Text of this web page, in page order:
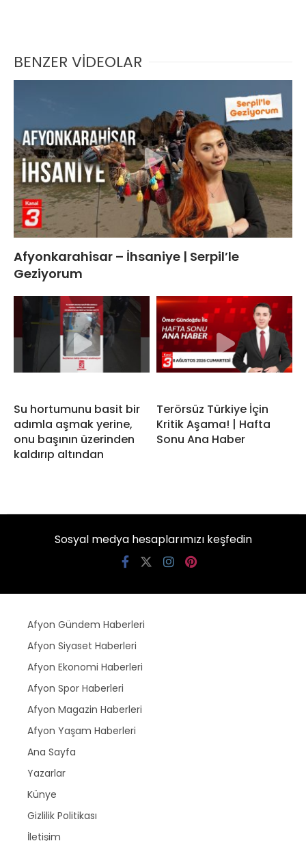
BENZER VİDEOLAR
Afyonkarahisar – İhsaniye | Serpil’le
Geziyorum
Su hortumunu basit bir
adımla aşmak yerine,
onu başının üzerinden
kaldırıp altından
Terörsüz Türkiye İçin
Kritik Aşama! | Hafta
Sonu Ana Haber
Sosyal medya hesaplarımızı keşfedin
Afyon Gündem Haberleri
Afyon Siyaset Haberleri
Afyon Ekonomi Haberleri
Afyon Spor Haberleri
Afyon Magazin Haberleri
Afyon Yaşam Haberleri
Ana Sayfa
Yazarlar
Künye
Gizlilik Politikası
İletişim